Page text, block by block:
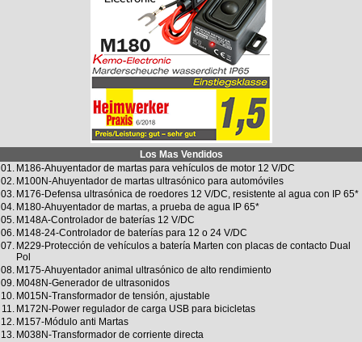
Los Mas Vendidos
01.
M186-Ahuyentador de martas para vehículos de motor 12 V/DC
02. M100N-Ahuyentador de martas ultrasónico para automóviles
03. M176-Defensa ultrasónica de roedores 12 V/DC, resistente al agua con IP 65*
04. M180-Ahuyentador de martas, a prueba de agua IP 65*
05. M148A-Controlador de baterías 12 V/DC
06. M148-24-Controlador de baterías para 12 o 24 V/DC
07. M229-Protección de vehículos a batería Marten con placas de contacto Dual
Pol
08. M175-Ahuyentador animal ultrasónico de alto rendimiento
09. M048N-Generador de ultrasonidos
10. M015N-Transformador de tensión, ajustable
11.
M172N-Power regulador de carga USB para bicicletas
12. M157-Módulo anti Martas
13. M038N-Transformador de corriente directa